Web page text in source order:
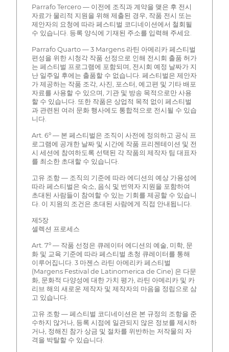
Parrafo Tercero — 이전에 조직과 계약을 맺은 후 전시
자료가 물리적 지원을 위해 제출된 경우, 작품 전시 또는
제안자의 요청에 따라 페스티벌 코디네이션에서 철회될
수 있습니다. 등록 양식에 기재된 주소를 입력해 주세요.
Parrafo Quarto — 3 Margens 라틴 아메리카 페스티벌
편성을 위한 시청각 작품 선정으로 인해 전시회 출품 허가
는 페스티벌 프로그램에 포함되며, 전시회 예정 날짜가 지
난 일주일 후에는 출품할 수 없습니다. 페스티벌은 제안자
가 제공하는 작품 조각, 사진, 포스터, 예고편 및 기타 배포
자료를 사용할 수 있으며, 기관 및 방송 목적으로만 사용
할 수 있습니다. 또한 작품은 상업적 목적 없이 페스티벌
과 관련된 여러 문화 행사에도 통합적으로 전시될 수 있습
니다.
Art. 6º — 본 페스티벌은 조직이 사전에 정의하고 공식 프
로그램에 공개한 날짜 및 시간에 작품 프리젠테이션 및 전
시 세션에 참여하도록 선택된 각 작품의 제작자 팀 대표자
를 최소한 초대할 수 있습니다.
고유 조항 — 조직의 기준에 따라 에디션의 예상 가용성에
따라 페스티벌은 숙소, 음식 및 번역자 지원을 포함하여
초대된 사람들이 참여할 수 있는 기회를 제공할 수 있습니
다. 이 지원의 조건은 초대된 사람에게 직접 안내됩니다.
제5장
셀렉션 프로세스
Art. 7º — 작품 선정은 큐레이터 에디션의 예술, 미학, 문
화 및 교육 기준에 따라 페스티벌 초청 큐레이터를 통해
이루어집니다. 3 마젠스 라틴 아메리카 페스티벌
(Margens Festival de Latinomerica de Cine) 은 다문
화, 문화적 다양성에 대한 가치 평가, 라틴 아메리카 및 카
리브 해의 새로운 제작자 및 제작자의 마음을 정립으로 삼
고 있습니다.
고유 조항 — 페스티벌 코디네이션은 본 규정의 조항을 준
수하지 않거나, 등록 시점에 일관되지 않은 정보를 제시하
거나, 정해진 참가 상금 및 절차를 위반하는 저작물의 자
격을 박탈할 수 있습니다.